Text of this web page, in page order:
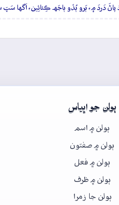
دَردَ ۾، ٻَرو ٻُڏو ٻاجَهہ ڪِئائِين، اَگها سَڀَ
ٻولن جو اڀياس
ٻولن ۾ اسم
ٻولن ۾ صفتون
ٻولن ۾ فعل
ٻولن ۾ ظرف
ٻولن جا زمرا